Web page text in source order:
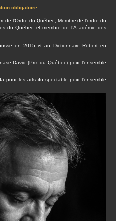
obligatoire
de l'Ordre du Québec, Membre de l’ordre du
du Québec et membre de l’Académie des
en 2015 et au Dictionnaire Robert en
David (Prix du Québec) pour l’ensemble
pour les arts du spectable pour l'ensemble